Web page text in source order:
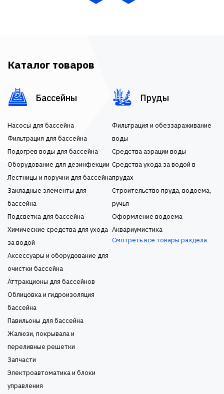
Каталог товаров
Бассейны
Насосы для бассейна
Фильтрация для бассейна
Подогрев воды для бассейна
Оборудование для дезинфекции
Лестницы и поручни для бассейна
Закладные элементы для
бассейна
Подсветка для бассейна
Химические средства для ухода
за водой
Аксессуары и оборудование для
очистки бассейна
Аттракционы для бассейнов
Облицовка и гидроизоляция
бассейна
Павильоны для бассейна
Жалюзи, покрывала и
переливные решетки
Запчасти
Электроавтоматика и блоки
управления
Пруды
Фильтрация и обеззараживание
воды
Средства аэрации воды
Средства ухода за водой в
прудах
Строительство пруда, водоема,
ручья
Оформление водоема
Аквариумистика
Смотреть все товары раздела